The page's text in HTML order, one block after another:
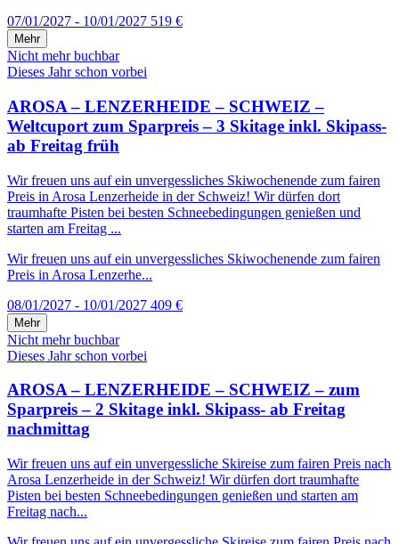
07/01/2027 - 10/01/2027 519 €
Mehr
Nicht mehr buchbar
Dieses Jahr schon vorbei
AROSA – LENZERHEIDE – SCHWEIZ –
Weltcuport zum Sparpreis – 3 Skitage inkl. Skipass-
ab Freitag früh
Wir freuen uns auf ein unvergessliches Skiwochenende zum fairen
Preis in Arosa Lenzerheide in der Schweiz! Wir dürfen dort
traumhafte Pisten bei besten Schneebedingungen genießen und
starten am Freitag ...
Wir freuen uns auf ein unvergessliches Skiwochenende zum fairen
Preis in Arosa Lenzerhe...
08/01/2027 - 10/01/2027 409 €
Mehr
Nicht mehr buchbar
Dieses Jahr schon vorbei
AROSA – LENZERHEIDE – SCHWEIZ – zum
Sparpreis – 2 Skitage inkl. Skipass- ab Freitag
nachmittag
Wir freuen uns auf ein unvergessliche Skireise zum fairen Preis nach
Arosa Lenzerheide in der Schweiz! Wir dürfen dort traumhafte
Pisten bei besten Schneebedingungen genießen und starten am
Freitag nach...